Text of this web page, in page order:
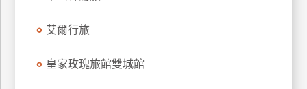
艾爾行旅
皇家玫瑰旅館雙城館